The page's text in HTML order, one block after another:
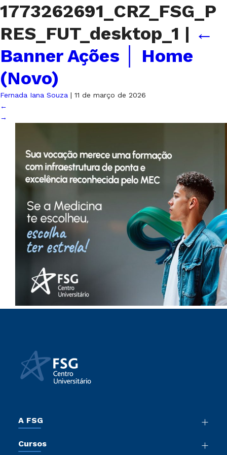
1773262691_CRZ_FSG_P
RES_FUT_desktop_1 | ←
Banner Ações │ Home
(Novo)
Fernada Iana Souza | 11 de março de 2026
←
→
A FSG
Sala de Imprensa
Cursos